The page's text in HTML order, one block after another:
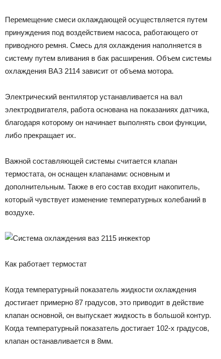
Перемещение смеси охлаждающей осуществляется путем
принуждения под воздействием насоса, работающего от
приводного ремня. Смесь для охлаждения наполняется в
систему путем вливания в бак расширения. Объем системы
охлаждения ВАЗ 2114 зависит от объема мотора.
Электрический вентилятор устанавливается на вал
электродвигателя, работа основана на показаниях датчика,
благодаря которому он начинает выполнять свои функции,
либо прекращает их.
Важной составляющей системы считается клапан
термостата, он оснащен клапанами: основным и
дополнительным. Также в его состав входит накопитель,
который чувствует изменение температурных колебаний в
воздухе.
Как работает термостат
Когда температурный показатель жидкости охлаждения
достигает примерно 87 градусов, это приводит в действие
клапан основной, он выпускает жидкость в большой контур.
Когда температурный показатель достигает 102-х градусов,
клапан останавливается в 8мм.